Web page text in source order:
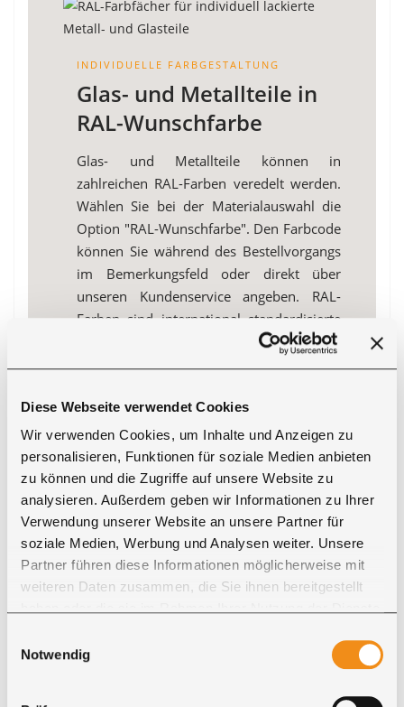
Diese Webseite verwendet Cookies
Wir verwenden Cookies, um Inhalte und Anzeigen zu
personalisieren, Funktionen für soziale Medien anbieten
zu können und die Zugriffe auf unsere Website zu
analysieren. Außerdem geben wir Informationen zu Ihrer
Verwendung unserer Website an unsere Partner für
soziale Medien, Werbung und Analysen weiter. Unsere
Partner führen diese Informationen möglicherweise mit
weiteren Daten zusammen, die Sie ihnen bereitgestellt
Cookies, wenn Sie unsere Webseite weiterhin nutzen.
Notwendig
INDIVIDUELLE FARBGESTALTUNG
Glas- und Metallteile in
RAL-Wunschfarbe
Glas- und Metallteile können in
zahlreichen RAL-Farben veredelt werden.
Wählen Sie bei der Materialauswahl die
Option "RAL-Wunschfarbe". Den Farbcode
können Sie während des Bestellvorgangs
im Bemerkungsfeld oder direkt über
unseren Kundenservice angeben. RAL-
Farben sind international standardisierte
Farbtöne für Industrie, Handwerk und
ausschließlich für denInnenbereich
vorgesehen sind. Für Outdoor-Projekte
empfehlen wir unsereKategorie Garten
oder fragen Sie Ihr individuelles Projekt
direkt bei uns an.
SERVICE RUND UM IHRE BESTELLUNG
Zahlung, Lieferung und persönliche